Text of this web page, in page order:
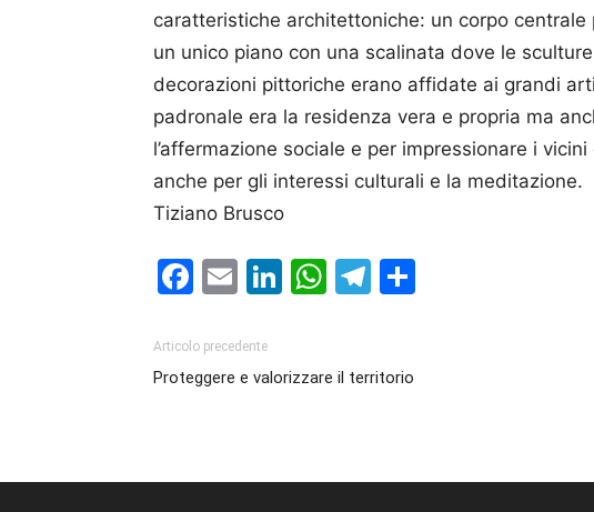
caratteristiche architettoniche: un corpo
un unico piano con una scalinata dove le
decorazioni pittoriche erano affidate ai grandi
padronale era la residenza vera e propria ma
l’affermazione sociale e per impressionare i
anche per gli interessi culturali e la meditazione.
Tiziano Brusco
Facebook
EmailLinkedIn
WhatsApp
Telegram
Articolo precedente
Proteggere e valorizzare il territorio